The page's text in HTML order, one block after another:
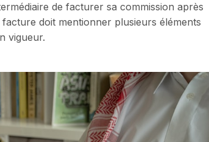
de facturer sa commission après
doit mentionner plusieurs éléments
vigueur.